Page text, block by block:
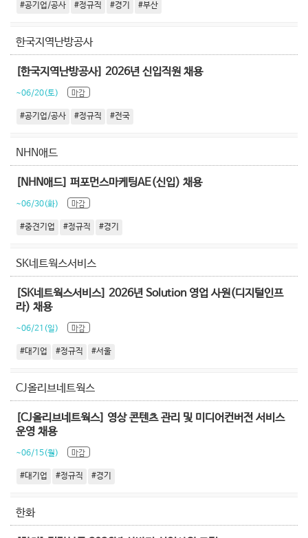
#공기업/공사 #정규직 #경기 #부산
한국지역난방공사
[한국지역난방공사] 2026년 신입직원 채용
~06/20(토) 마감
#공기업/공사 #정규직 #전국
NHN애드
[NHN애드] 퍼포먼스마케팅AE(신입) 채용
~06/30(화) 마감
#중견기업 #정규직 #경기
SK네트웍스서비스
[SK네트웍스서비스] 2026년 Solution 영업 사원(디지털인프
라) 채용
~06/21(일) 마감
#대기업 #정규직 #서울
CJ올리브네트웍스
[CJ올리브네트웍스] 영상 콘텐츠 관리 및 미디어컨버전 서비스
운영 채용
~06/15(월) 마감
#대기업 #정규직 #경기
한화